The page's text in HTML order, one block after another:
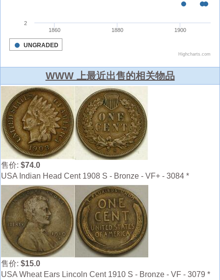
WWW 上最近出售的相关物品
售价: $74.0
USA Indian Head Cent 1908 S - Bronze - VF+ - 3084 *
售价: $15.0
USA Wheat Ears Lincoln Cent 1910 S - Bronze - VF - 3079 *